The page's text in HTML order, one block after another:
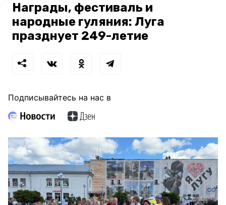
Награды, фестиваль и
народные гуляния: Луга
празднует 249-летие
Подписывайтесь на нас в